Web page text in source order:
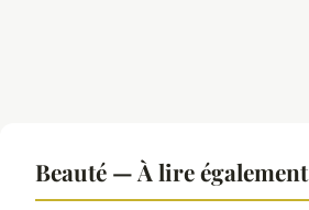
Beauté — À lire également